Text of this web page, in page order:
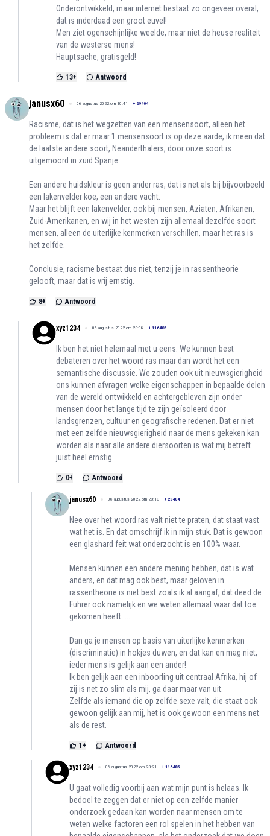
Onderontwikkeld, maar internet bestaat zo ongeveer overal,
dat is inderdaad een groot euvel!
Men ziet ogenschijnlijke weelde, maar niet de heuse realiteit
van de westerse mens!
Hauptsache, gratisgeld!
13+ Antwoord
janusx60 06 augustus 2022 om 10:41 + 29404
Racisme, dat is het wegzetten van een mensensoort, alleen het
probleem is dat er maar 1 mensensoort is op deze aarde, ik meen dat
de laatste andere soort, Neanderthalers, door onze soort is
uitgemoord in zuid Spanje.
Een andere huidskleur is geen ander ras, dat is net als bij bijvoorbeeld
een lakenvelder koe, een andere vacht.
Maar het blijft een lakenvelder, ook bij mensen, Aziaten, Afrikanen,
Zuid-Amerikanen, en wij in het westen zijn allemaal dezelfde soort
mensen, alleen de uiterlijke kenmerken verschillen, maar het ras is
het zelfde.
Conclusie, racisme bestaat dus niet, tenzij je in rassentheorie
gelooft, maar dat is vrij ernstig.
8+ Antwoord
xyz1234 06 augustus 2022 om 23:08 + 116485
Ik ben het niet helemaal met u eens. We kunnen best
debateren over het woord ras maar dan wordt het een
semantische discussie. We zouden ook uit nieuwsgierigheid
ons kunnen afvragen welke eigenschappen in bepaalde delen
van de wereld ontwikkeld en achtergebleven zijn onder
mensen door het lange tijd te zijn geïsoleerd door
landsgrenzen, cultuur en geografische redenen. Dat er niet
met een zelfde nieuwsgierigheid naar de mens gekeken kan
worden als naar alle andere diersoorten is wat mij betreft
juist heel ernstig.
0+ Antwoord
janusx60 06 augustus 2022 om 23:13 + 29404
Nee over het woord ras valt niet te praten, dat staat vast
wat het is. En dat omschrijf ik in mijn stuk. Dat is gewoon
een glashard feit wat onderzocht is en 100% waar.
Mensen kunnen een andere mening hebben, dat is wat
anders, en dat mag ook best, maar geloven in
rassentheorie is niet best zoals ik al aangaf, dat deed de
Führer ook namelijk en we weten allemaal waar dat toe
gekomen heeft.....
Dan ga je mensen op basis van uiterlijke kenmerken
(discriminatie) in hokjes duwen, en dat kan en mag niet,
ieder mens is gelijk aan een ander!
Ik ben gelijk aan een inboorling uit centraal Afrika, hij of
zij is net zo slim als mij, ga daar maar van uit.
Zelfde als iemand die op zelfde sexe valt, die staat ook
gewoon gelijk aan mij, het is ook gewoon een mens net
als de rest.
1 + Antwoord
xyz1234 06 augustus 2022 om 23:21 + 116485
U gaat volledig voorbij aan wat mijn punt is helaas. Ik
bedoel te zeggen dat er niet op een zelfde manier
onderzoek gedaan kan worden naar mensen om te
weten welke factoren een rol spelen in het hebben van